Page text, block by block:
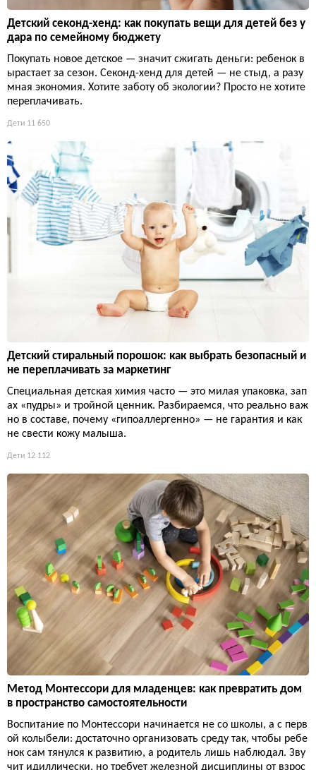
Детский секонд-хенд: как покупать вещи для детей без у
дара по семейному бюджету
Покупать новое детское — значит сжигать деньги: ребенок в
ырастает за сезон. Секонд-хенд для детей — не стыд, а разу
мная экономия. Хотите заботу об экологии? Просто не хотите
переплачивать.
Дети 11 650
Детский стиральный порошок: как выбрать безопасный и
не переплачивать за маркетинг
Специальная детская химия часто — это милая упаковка, зап
ах «пудры» и тройной ценник. Разбираемся, что реально важ
но в составе, почему «гипоаллергенно» — не гарантия и как
не свести кожу малыша.
Дети 12 112
Метод Монтессори для младенцев: как превратить дом
в пространство самостоятельности
Воспитание по Монтессори начинается не со школы, а с перв
ой колыбели: достаточно организовать среду так, чтобы ребе
нок сам тянулся к развитию, а родитель лишь наблюдал. Зву
чит идиллически, но требует железной дисциплины от взрос